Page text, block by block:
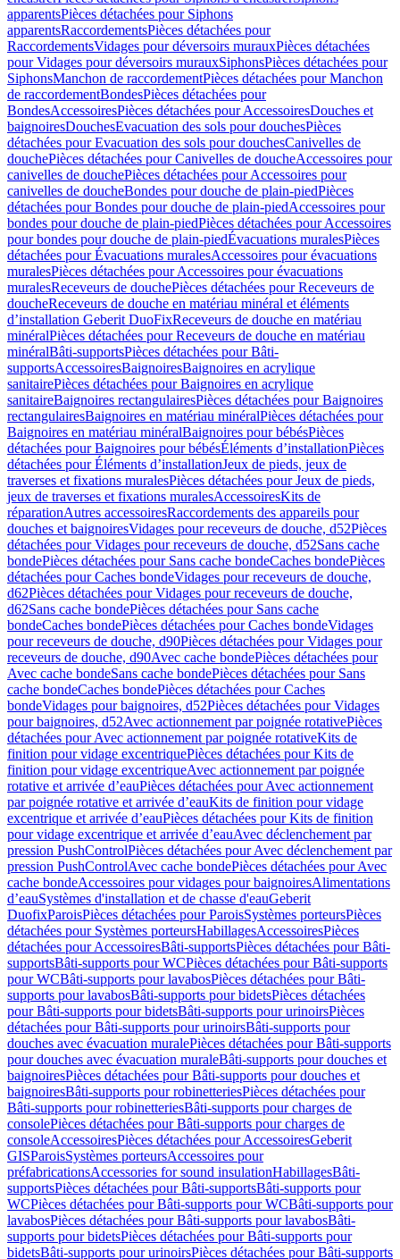
apparentsPièces détachées pour Siphons
apparentsRaccordementsPièces détachées pour
RaccordementsVidages pour déversoirs murauxPièces détachées
pour Vidages pour déversoirs murauxSiphonsPièces détachées pour
SiphonsManchon de raccordementPièces détachées pour Manchon
de raccordementBondesPièces détachées pour
BondesAccessoiresPièces détachées pour AccessoiresDouches et
baignoiresDouchesEvacuation des sols pour douchesPièces
détachées pour Evacuation des sols pour douchesCanivelles de
douchePièces détachées pour Canivelles de doucheAccessoires pour
canivelles de douchePièces détachées pour Accessoires pour
canivelles de doucheBondes pour douche de plain-piedPièces
détachées pour Bondes pour douche de plain-piedAccessoires pour
bondes pour douche de plain-piedPièces détachées pour Accessoires
pour bondes pour douche de plain-piedÉvacuations muralesPièces
détachées pour Évacuations muralesAccessoires pour évacuations
muralesPièces détachées pour Accessoires pour évacuations
muralesReceveurs de douchePièces détachées pour Receveurs de
doucheReceveurs de douche en matériau minéral et éléments
d’installation Geberit DuoFixReceveurs de douche en matériau
minéralPièces détachées pour Receveurs de douche en matériau
minéralBâti-supportsPièces détachées pour Bâti-
supportsAccessoiresBaignoiresBaignoires en acrylique
sanitairePièces détachées pour Baignoires en acrylique
sanitaireBaignoires rectangulairesPièces détachées pour Baignoires
rectangulairesBaignoires en matériau minéralPièces détachées pour
Baignoires en matériau minéralBaignoires pour bébésPièces
détachées pour Baignoires pour bébésÉléments d’installationPièces
détachées pour Éléments d’installationJeux de pieds, jeux de
traverses et fixations muralesPièces détachées pour Jeux de pieds,
jeux de traverses et fixations muralesAccessoiresKits de
réparationAutres accessoiresRaccordements des appareils pour
douches et baignoiresVidages pour receveurs de douche, d52Pièces
détachées pour Vidages pour receveurs de douche, d52Sans cache
bondePièces détachées pour Sans cache bondeCaches bondePièces
détachées pour Caches bondeVidages pour receveurs de douche,
d62Pièces détachées pour Vidages pour receveurs de douche,
d62Sans cache bondePièces détachées pour Sans cache
bondeCaches bondePièces détachées pour Caches bondeVidages
pour receveurs de douche, d90Pièces détachées pour Vidages pour
receveurs de douche, d90Avec cache bondePièces détachées pour
Avec cache bondeSans cache bondePièces détachées pour Sans
cache bondeCaches bondePièces détachées pour Caches
bondeVidages pour baignoires, d52Pièces détachées pour Vidages
pour baignoires, d52Avec actionnement par poignée rotativePièces
détachées pour Avec actionnement par poignée rotativeKits de
finition pour vidage excentriquePièces détachées pour Kits de
finition pour vidage excentriqueAvec actionnement par poignée
rotative et arrivée d’eauPièces détachées pour Avec actionnement
par poignée rotative et arrivée d’eauKits de finition pour vidage
excentrique et arrivée d’eauPièces détachées pour Kits de finition
pour vidage excentrique et arrivée d’eauAvec déclenchement par
pression PushControlPièces détachées pour Avec déclenchement par
pression PushControlAvec cache bondePièces détachées pour Avec
cache bondeAccessoires pour vidages pour baignoiresAlimentations
d’eauSystèmes d'installation et de chasse d'eauGeberit
DuofixParoisPièces détachées pour ParoisSystèmes porteursPièces
détachées pour Systèmes porteursHabillagesAccessoiresPièces
détachées pour AccessoiresBâti-supportsPièces détachées pour Bâti-
supportsBâti-supports pour WCPièces détachées pour Bâti-supports
pour WCBâti-supports pour lavabosPièces détachées pour Bâti-
supports pour lavabosBâti-supports pour bidetsPièces détachées
pour Bâti-supports pour bidetsBâti-supports pour urinoirsPièces
détachées pour Bâti-supports pour urinoirsBâti-supports pour
douches avec évacuation muralePièces détachées pour Bâti-supports
pour douches avec évacuation muraleBâti-supports pour douches et
baignoiresPièces détachées pour Bâti-supports pour douches et
baignoiresBâti-supports pour robinetteriesPièces détachées pour
Bâti-supports pour robinetteriesBâti-supports pour charges de
consolePièces détachées pour Bâti-supports pour charges de
consoleAccessoiresPièces détachées pour AccessoiresGeberit
GISParoisSystèmes porteursAccessoires pour
préfabricationsAccessories for sound insulationHabillagesBâti-
supportsPièces détachées pour Bâti-supportsBâti-supports pour
WCPièces détachées pour Bâti-supports pour WCBâti-supports pour
lavabosPièces détachées pour Bâti-supports pour lavabosBâti-
supports pour bidetsPièces détachées pour Bâti-supports pour
bidetsBâti-supports pour urinoirsPièces détachées pour Bâti-supports